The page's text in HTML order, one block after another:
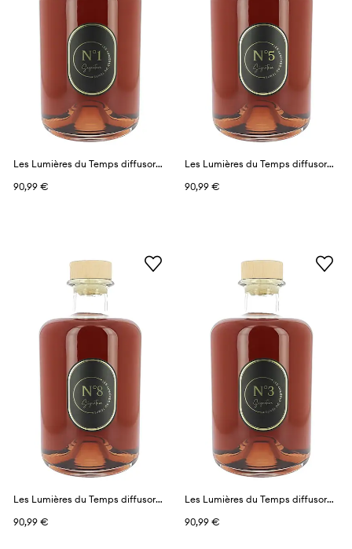
Les Lumières du Temps diffusore profumato 1 l
90,99 €
Les Lumières du Temps diffusore profumato 1 l
90,99 €
Les Lumières du Temps diffusore profumato 1 l
90,99 €
Les Lumières du Temps diffusore profumato 1 l
90,99 €